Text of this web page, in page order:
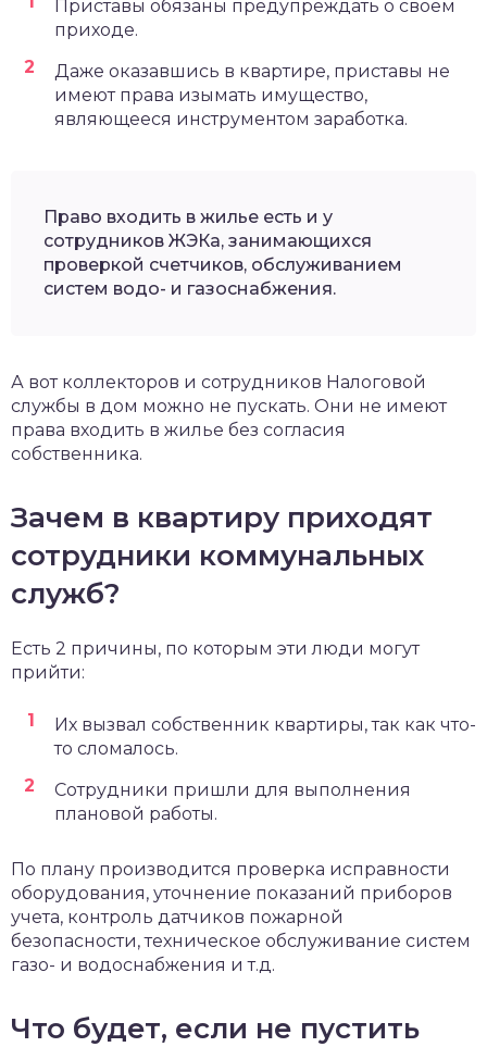
Приставы обязаны предупреждать о своем
приходе.
Даже оказавшись в квартире, приставы не
имеют права изымать имущество,
являющееся инструментом заработка.
Право входить в жилье есть и у
сотрудников ЖЭКа, занимающихся
проверкой счетчиков, обслуживанием
систем водо- и газоснабжения.
А вот коллекторов и сотрудников Налоговой
службы в дом можно не пускать. Они не имеют
права входить в жилье без согласия
собственника.
Зачем в квартиру приходят
сотрудники коммунальных
служб?
Есть 2 причины, по которым эти люди могут
прийти:
Их вызвал собственник квартиры, так как что-
то сломалось.
Сотрудники пришли для выполнения
плановой работы.
По плану производится проверка исправности
оборудования, уточнение показаний приборов
учета, контроль датчиков пожарной
безопасности, техническое обслуживание систем
газо- и водоснабжения и т.д.
Что будет, если не пустить